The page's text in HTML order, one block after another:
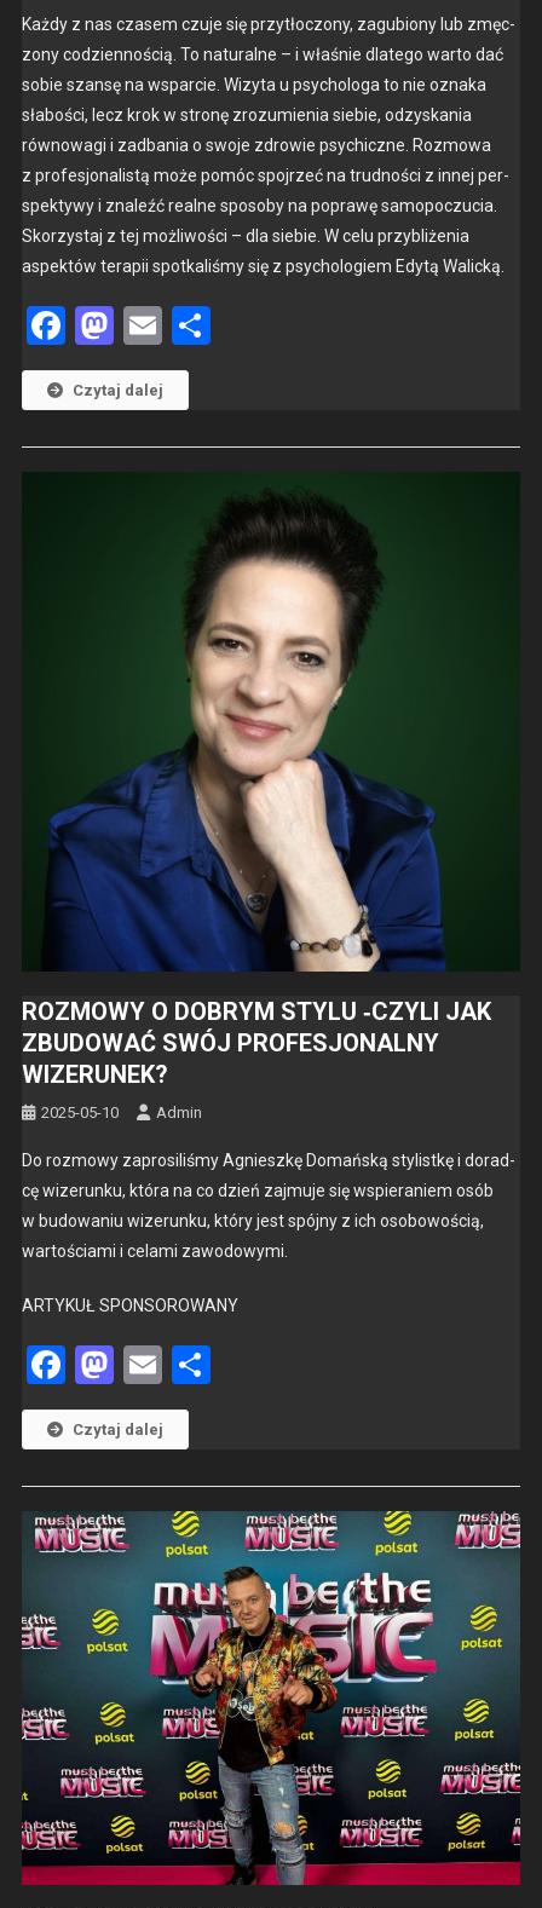
Każdy z nas cza­sem czu­je się przytłoc­zony, zagu­biony lub zmęc­
zony codzi­en­noś­cią. To nat­u­ralne – i właśnie dlat­ego warto dać
sobie szan­sę na wspar­cie. Wiz­y­ta u psy­cholo­ga to nie ozna­ka
słaboś­ci, lecz krok w stronę zrozu­mienia siebie, odzyska­nia
równowa­gi i zad­ba­nia o swo­je zdrowie psy­chiczne. Roz­mowa
z pro­fesjon­al­istą może pomóc spo­jrzeć na trud­noś­ci z innej per­
spek­ty­wy i znaleźć realne sposo­by na poprawę samopoczu­cia.
Sko­rzys­taj z tej możli­woś­ci – dla siebie. W celu przy­bliże­nia
aspek­tów ter­apii spotkaliśmy się z psy­cholo­giem Edytą Wal­icką.
Facebook
Mastodon
Email
Czytaj dalej
ROZMOWY O DOBRYM STYLU ‑CZYLI JAK
ZBUDOWAĆ SWÓJ PROFESJONALNY
WIZERUNEK?
2025-05-10 Admin
Do roz­mowy zaprosil­iśmy Agnieszkę Domańską styl­istkę i dorad­
cę wiz­erunku, która na co dzień zaj­mu­je się wspieraniem osób
w budowa­niu wiz­erunku, który jest spójny z ich osobowoś­cią,
wartoś­ci­a­mi i cela­mi zawodowy­mi.
ARTYKUŁ SPONSOROWANY
Facebook
Mastodon
EmailShare
Czytaj dalej